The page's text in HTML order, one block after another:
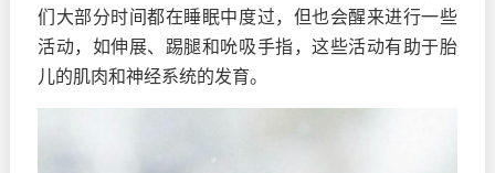
们大部分时间都在睡眠中度过，但也会醒来进行一些
活动，如伸展、踢腿和吮吸手指，这些活动有助于胎
儿的肌肉和神经系统的发育。